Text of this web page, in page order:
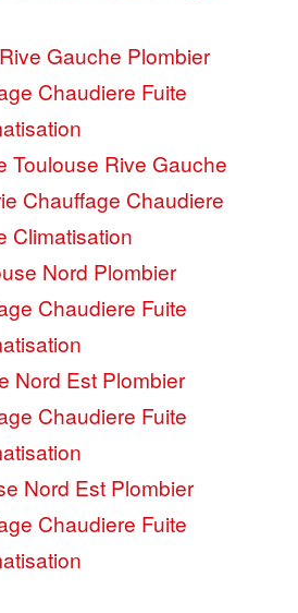
Gauche Plombier
Chaudiere Fuite
Toulouse Rive Gauche
Chauffage Chaudiere
Climatisation
Nord Plombier
Chaudiere Fuite
Nord Est Plombier
Chaudiere Fuite
Nord Est Plombier
Chaudiere Fuite